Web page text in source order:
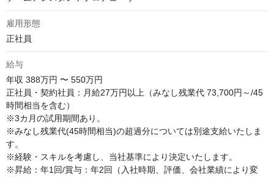
雇用形態
正社員
給与
年収 388万円 〜 550万円
正社員・契約社員：月給27万円以上（みなし残業代 73,700円～/45
時間相当を含む）
※3カ月の試用期間あり。
※みなし残業代(45時間相当)の超過分については別途支給いたしま
す。
※経験・スキルを考慮し、当社基準により決定いたします。
※昇給：年1回/賞与：年2回（入社時期、評価、会社業績により変